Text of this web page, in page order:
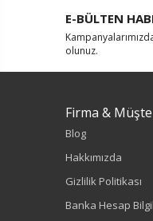
E-BÜLTEN
olunuz.
Firma &
Blog
Hakkımızda
Gizlilik Politikası
Banka Hesap